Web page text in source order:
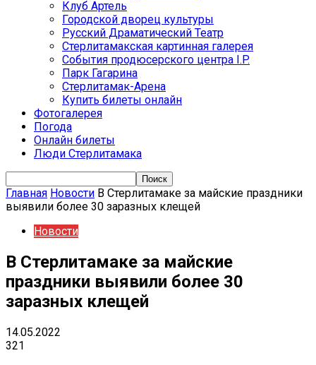
Клуб Артель
Городской дворец культуры
Русский Драматический Театр
Стерлитамакская картинная галерея
События продюсерского центра I.P.
Парк Гагарина
Стерлитамак-Арена
Купить билеты онлайн
Фотогалерея
Погода
Онлайн билеты
Люди Стерлитамака
Главная Новости В Стерлитамаке за майские праздники
выявили более 30 заразных клещей
Новости
В Стерлитамаке за майские
праздники выявили более 30
заразных клещей
14.05.2022
321